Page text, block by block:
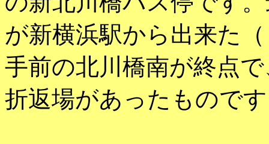
が新横浜駅から出来た
手前の北川橋南が終点
折返場があったもので